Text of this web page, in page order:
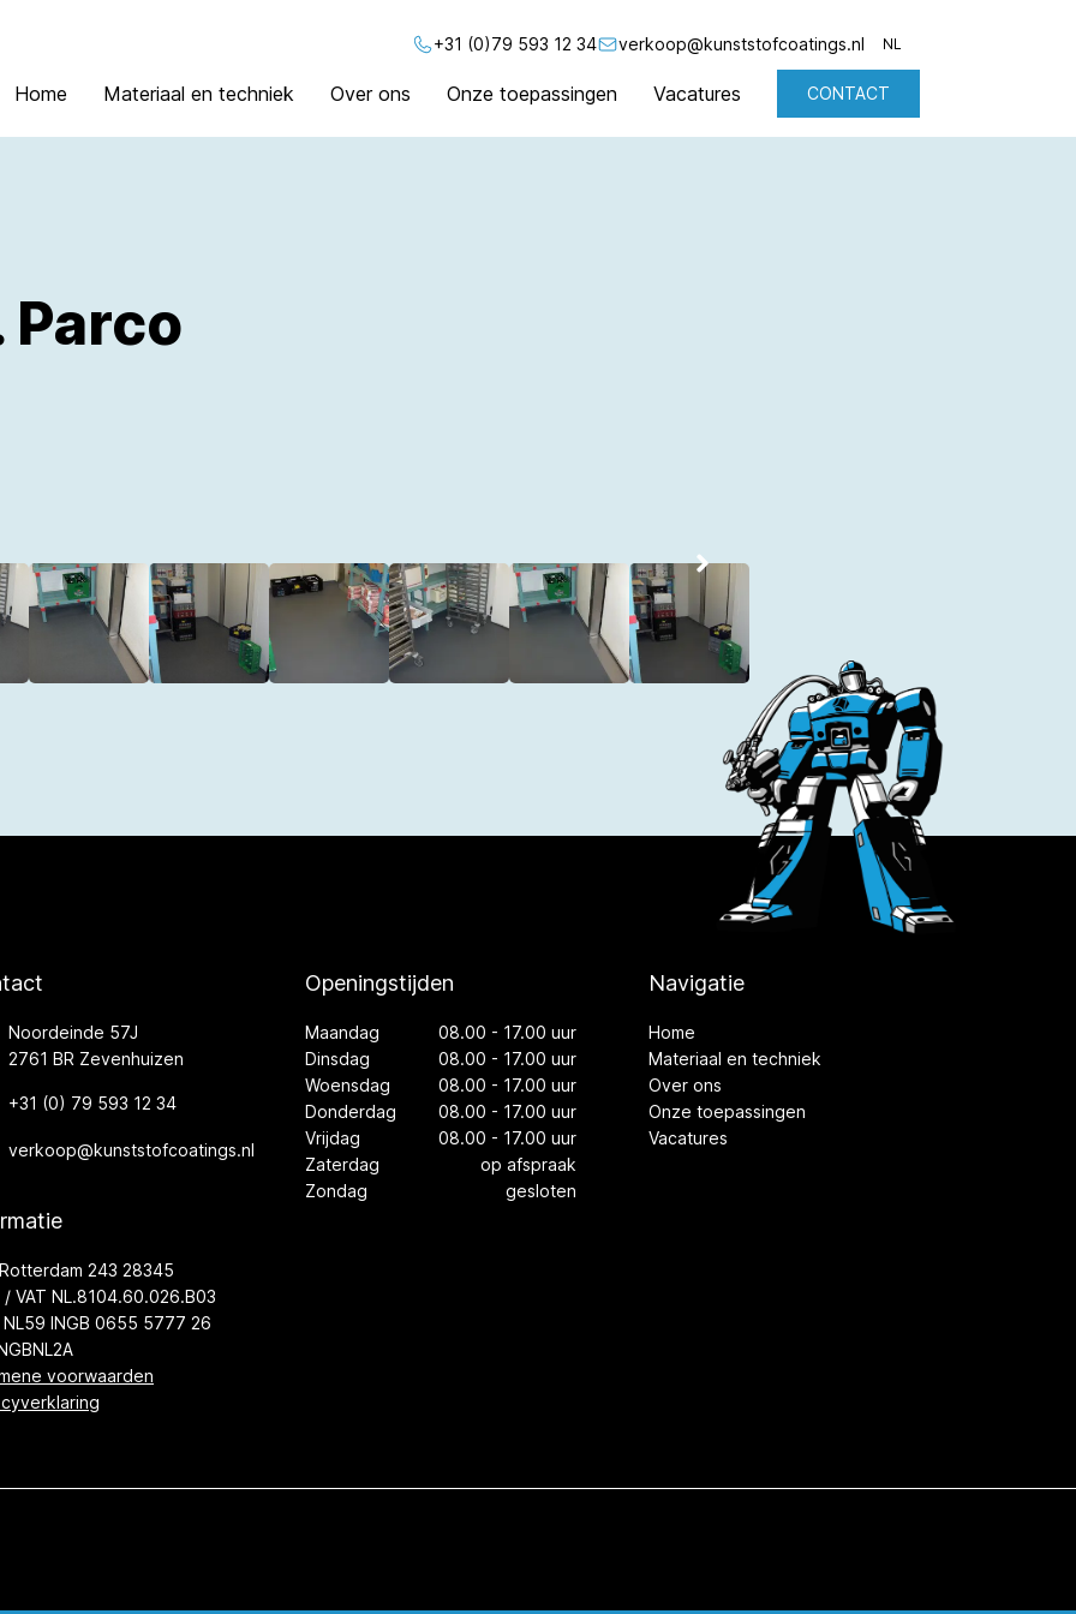
+31 (0)79 593 12 34 verkoop@kunststofcoatings.nl NL
Home Materiaal en techniek Over ons Onze toepassingen Vacatures CONTACT
Noordeinde 57J
2761 BR Zevenhuizen
+31 (0) 79 593 12 34
verkoop@kunststofcoatings.nl
243 28345
/ VAT NL.8104.60.026.B03
NL59 INGB 0655 5777 26
voorwaarden
Openingstijden
Maandag
08.00 - 17.00 uur
Dinsdag
08.00 - 17.00 uur
Woensdag
08.00 - 17.00 uur
Donderdag
08.00 - 17.00 uur
Vrijdag
08.00 - 17.00 uur
Zaterdag
op afspraak
Zondag
gesloten
Navigatie
Home
Materiaal en techniek
Over ons
Onze toepassingen
Vacatures